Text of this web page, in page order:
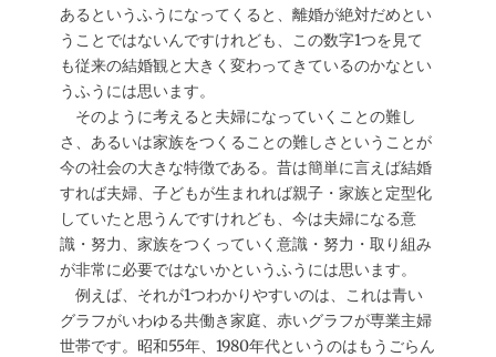
あるというふうになってくると、離婚が絶対だめとい
うことではないんですけれども、この数字1つを見て
も従来の結婚観と大きく変わってきているのかなとい
うふうには思います。
そのように考えると夫婦になっていくことの難し
さ、あるいは家族をつくることの難しさということが
今の社会の大きな特徴である。昔は簡単に言えば結婚
すれば夫婦、子どもが生まれれば親子・家族と定型化
していたと思うんですけれども、今は夫婦になる意
識・努力、家族をつくっていく意識・努力・取り組み
が非常に必要ではないかというふうには思います。
例えば、それが1つわかりやすいのは、これは青い
グラフがいわゆる共働き家庭、赤いグラフが専業主婦
世帯です。昭和55年、1980年代というのはもうごらん